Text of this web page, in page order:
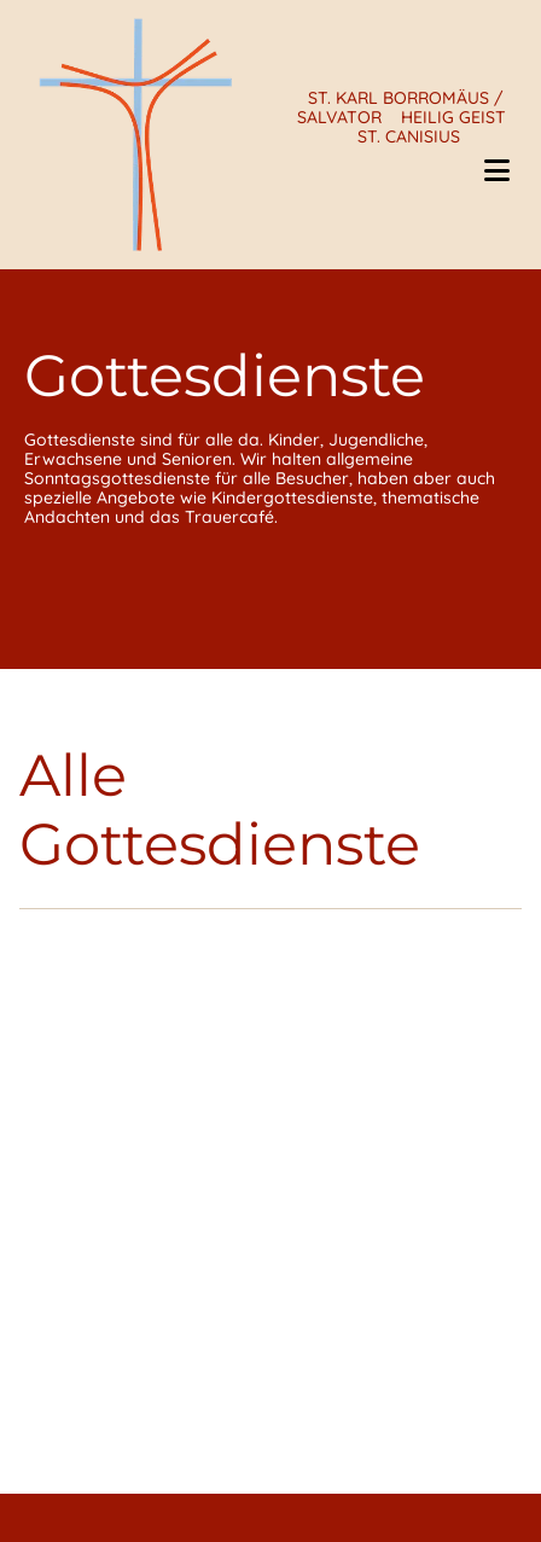
ST. KARL BORROMÄUS /
SALVATOR
HEILIG GEIST
ST. CANISIUS
Gottesdienste
Gottesdienste sind für alle da. Kinder, Jugendliche,
Erwachsene und Senioren. Wir halten allgemeine
Sonntagsgottesdienste für alle Besucher, haben aber auch
spezielle Angebote wie Kindergottesdienste, thematische
Andachten und das Trauercafé.
Alle
Gottesdienste